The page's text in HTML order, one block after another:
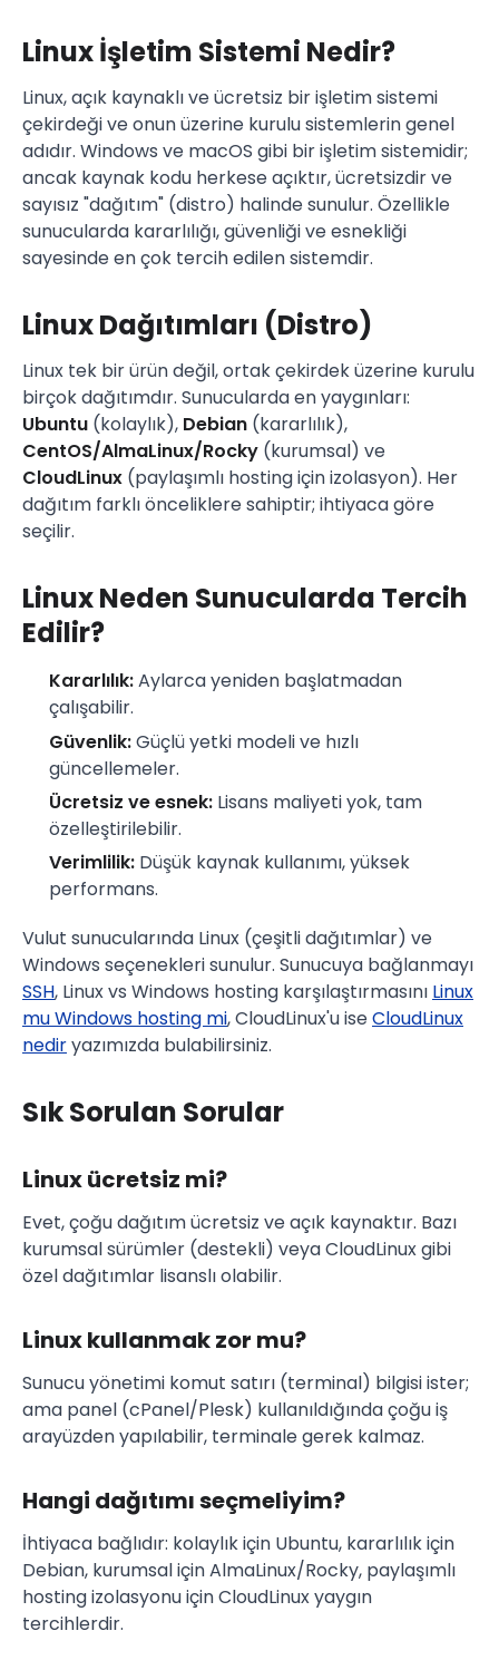
Linux İşletim Sistemi Nedir?
Linux, açık kaynaklı ve ücretsiz bir işletim sistemi
çekirdeği ve onun üzerine kurulu sistemlerin genel
adıdır. Windows ve macOS gibi bir işletim sistemidir;
ancak kaynak kodu herkese açıktır, ücretsizdir ve
sayısız "dağıtım" (distro) halinde sunulur. Özellikle
sunucularda kararlılığı, güvenliği ve esnekliği
sayesinde en çok tercih edilen sistemdir.
Linux Dağıtımları (Distro)
Linux tek bir ürün değil, ortak çekirdek üzerine kurulu
birçok dağıtımdır. Sunucularda en yaygınları:
Ubuntu (kolaylık), Debian (kararlılık),
CentOS/AlmaLinux/Rocky (kurumsal) ve
CloudLinux (paylaşımlı hosting için izolasyon). Her
dağıtım farklı önceliklere sahiptir; ihtiyaca göre
seçilir.
Linux Neden Sunucularda Tercih
Edilir?
Kararlılık:Aylarca yeniden başlatmadan
çalışabilir.
Güvenlik:Güçlü yetki modeli ve hızlı
güncellemeler.
Ücretsiz ve esnek: Lisans maliyeti yok, tam
özelleştirilebilir.
Verimlilik: Düşük kaynak kullanımı, yüksek
performans.
Vulut sunucularında Linux (çeşitli dağıtımlar) ve
Windows seçenekleri sunulur. Sunucuya bağlanmayı
SSH, Linux vs Windows hosting karşılaştırmasını Linux
mu Windows hosting mi, CloudLinux'u iseCloudLinux
nediryazımızda bulabilirsiniz.
Sık Sorulan Sorular
Linux ücretsiz mi?
Evet, çoğu dağıtım ücretsiz ve açık kaynaktır. Bazı
kurumsal sürümler (destekli) veya CloudLinux gibi
özel dağıtımlar lisanslı olabilir.
Linux kullanmak zor mu?
Sunucu yönetimi komut satırı (terminal) bilgisi ister;
ama panel (cPanel/Plesk) kullanıldığında çoğu iş
arayüzden yapılabilir, terminale gerek kalmaz.
Hangi dağıtımı seçmeliyim?
İhtiyaca bağlıdır: kolaylık için Ubuntu, kararlılık için
Debian, kurumsal için AlmaLinux/Rocky, paylaşımlı
hosting izolasyonu için CloudLinux yaygın
tercihlerdir.